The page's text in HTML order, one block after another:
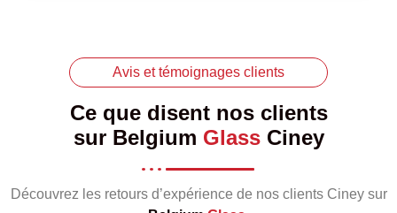
Avis et témoignages clients
Ce que disent nos clients
sur Belgium GlassCiney
Découvrez les retours d’expérience de nos clients Ciney sur